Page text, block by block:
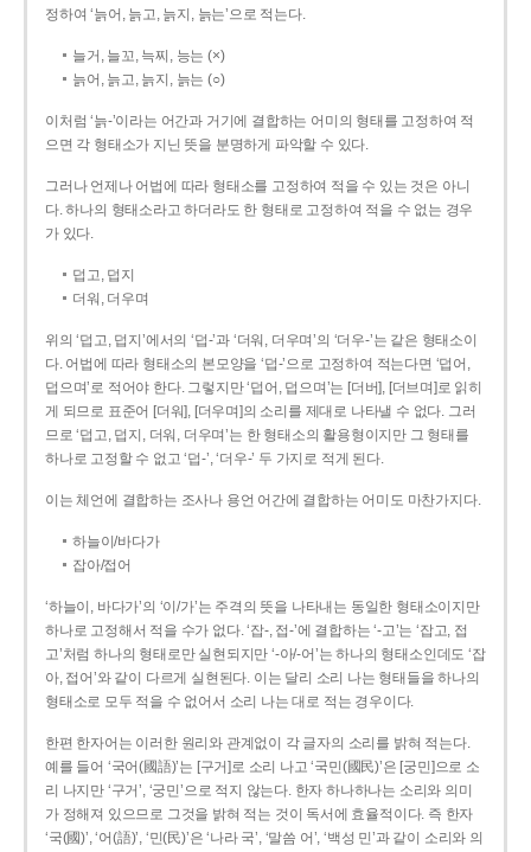
정하여 ‘늙어, 늙고, 늙지, 늙는’으로 적는다.
늘거, 늘꼬, 늑찌, 능는 (×)
늙어, 늙고, 늙지, 늙는 (○)
이처럼 ‘늙-­’이라는 어간과 거기에 결합하는 어미의 형태를 고정하여 적
으면 각 형태소가 지닌 뜻을 분명하게 파악할 수 있다.
그러나 언제나 어법에 따라 형태소를 고정하여 적을 수 있는 것은 아니
다. 하나의 형태소라고 하더라도 한 형태로 고정하여 적을 수 없는 경우
가 있다.
덥고, 덥지
더워, 더우며
위의 ‘덥고, 덥지’에서의 ‘덥-­’과 ‘더워, 더우며’의 ‘더우-­’는 같은 형태소이
다. 어법에 따라 형태소의 본모양을 ‘덥-­’으로 고정하여 적는다면 ‘덥어,
덥으며’로 적어야 한다. 그렇지만 ‘덥어, 덥으며’는 [더버], [더브며]로 읽히
게 되므로 표준어 [더워], [더우며]의 소리를 제대로 나타낼 수 없다. 그러
므로 ‘덥고, 덥지, 더워, 더우며’는 한 형태소의 활용형이지만 그 형태를
하나로 고정할 수 없고 ‘덥-’, ‘더우-’ 두 가지로 적게 된다.
이는 체언에 결합하는 조사나 용언 어간에 결합하는 어미도 마찬가지다.
하늘이/바다가
잡아/접어
‘하늘이, 바다가’의 ‘이/가’는 주격의 뜻을 나타내는 동일한 형태소이지만
하나로 고정해서 적을 수가 없다. ‘잡-, 접-’에 결합하는 ‘-고’는 ‘잡고, 접
고’처럼 하나의 형태로만 실현되지만 ‘-아/-어’는 하나의 형태소인데도 ‘잡
아, 접어’와 같이 다르게 실현된다. 이는 달리 소리 나는 형태들을 하나의
형태소로 모두 적을 수 없어서 소리 나는 대로 적는 경우이다.
한편 한자어는 이러한 원리와 관계없이 각 글자의 소리를 밝혀 적는다.
예를 들어 ‘국어(國語)’는 [구거]로 소리 나고 ‘국민(國民)’은 [궁민]으로 소
리 나지만 ‘구거’, ‘궁민’으로 적지 않는다. 한자 하나하나는 소리와 의미
가 정해져 있으므로 그것을 밝혀 적는 것이 독서에 효율적이다. 즉 한자
‘국(國)’, ‘어(語)’, ‘민(民)’은 ‘나라 국’, ‘말씀 어’, ‘백성 민’과 같이 소리와 의